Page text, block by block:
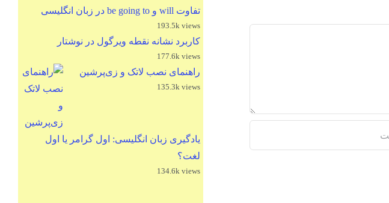
تفاوت will و be going to در زبان انگلیسی
193.5k views
کاربرد نشانه نقطه ویرگول در نوشتار
177.6k views
راهنمای نصب لاتک و زی‌پرشین
135.3k views
یادگیری زبان انگلیسی: اول گرامر یا اول
لغت؟
134.6k views